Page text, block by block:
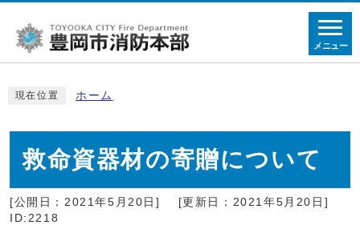
メニュー
現在位置 ホーム
救命資器材の寄贈について
[公開日：2021年5月20日]
[更新日：2021年5月20日]
ID:2218